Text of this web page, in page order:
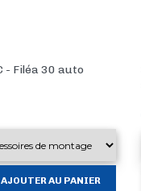
- Filéa 30 auto
AJOUTER AU PANIER